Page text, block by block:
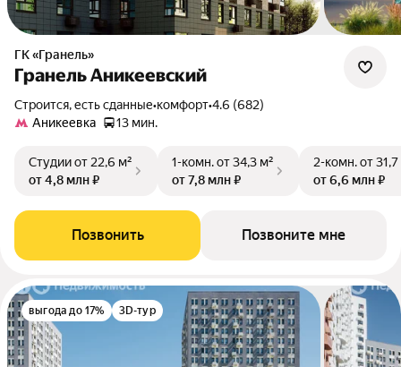
ГК «Гранель»
Гранель Аникеевский
Строится, есть сданные•комфорт•4.6 (682)
Аникеевка
13 мин.
Студииот 22,6 м²
от 4,8 млн ₽
1-комн.от 34,3 м²
от 7,8 млн ₽
2-комн.от
от 6,6 млн ₽
Позвонить Позвоните мне
выгода до 17% 3D-тур